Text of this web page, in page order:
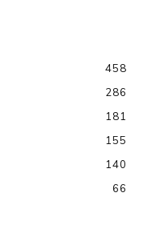
458
286
181
155
140
66